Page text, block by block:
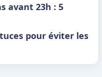
avant 23h : 5
pour éviter les